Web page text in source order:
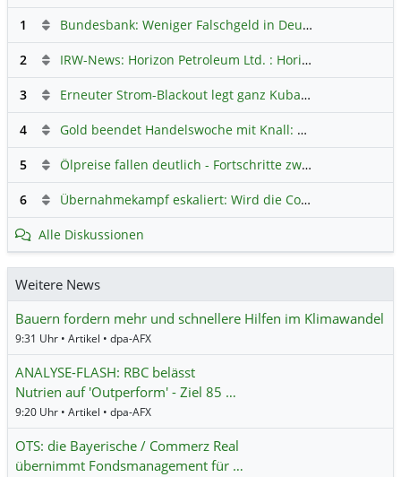
1
Bundesbank: Weniger Falschgeld in Deutschland
2 IRW-News: Horizon Petroleum Ltd. : Horizon Petroleum beginnt mit der Testförderung im Projekt Lachowice in Polen und schließt die Platzierung einer überzeichneten Wandelanleihe ab
3 Erneuter Strom-Blackout legt ganz Kuba lahm
4 Gold beendet Handelswoche mit Knall: Barrick Mining – Ist diese Aktie wieder ein Kauf?
5 Ölpreise fallen deutlich - Fortschritte zwischen USA und Iran belasten
6 Übernahmekampf eskaliert: Wird die Commerzbank italienisch?
Alle Diskussionen
Weitere News
Bauern fordern mehr und schnellere Hilfen im Klimawandel
9:31 Uhr • Artikel • dpa-AFX
ANALYSE-FLASH: RBC belässt
Nutrien auf 'Outperform' - Ziel 85 …
9:20 Uhr • Artikel • dpa-AFX
OTS: die Bayerische / Commerz Real
übernimmt Fondsmanagement für …